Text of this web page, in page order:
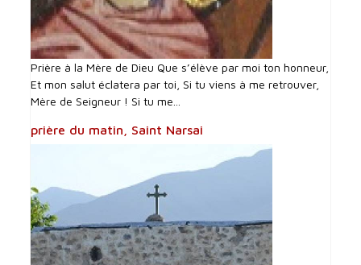
Prière à la Mère de Dieu Que s’élève par moi ton honneur,
Et mon salut éclatera par toi, Si tu viens à me retrouver,
Mère de Seigneur ! Si tu me...
prière du matin, Saint Narsai